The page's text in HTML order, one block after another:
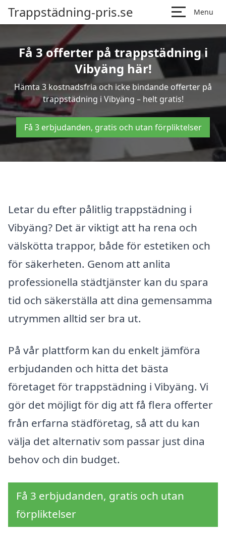
Trappstädning-pris.se Menu
Få 3 offerter på trappstädning i
Vibyäng här!
Hämta 3 kostnadsfria och icke bindande offerter på
trappstädning i Vibyäng – helt gratis!
Få 3 erbjudanden, gratis och utan förpliktelser
Letar du efter pålitlig trappstädning i
Vibyäng? Det är viktigt att ha rena och
välskötta trappor, både för estetiken och
för säkerheten. Genom att anlita
professionella städtjänster kan du spara
tid och säkerställa att dina gemensamma
utrymmen alltid ser bra ut.
På vår plattform kan du enkelt jämföra
erbjudanden och hitta det bästa
företaget för trappstädning i Vibyäng. Vi
gör det möjligt för dig att få flera offerter
från erfarna städföretag, så att du kan
välja det alternativ som passar just dina
behov och din budget.
Få 3 erbjudanden, gratis och utan
förpliktelser